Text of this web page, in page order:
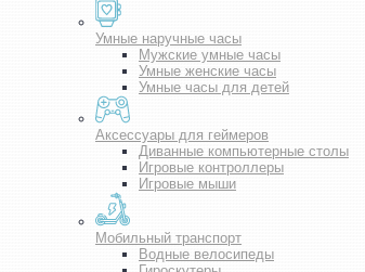
Умные наручные часы
Мужские умные часы
Умные женские часы
Умные часы для детей
Аксессуары для геймеров
Диванные компьютерные столы
Игровые контроллеры
Игровые мыши
Мобильный транспорт
Водные велосипеды